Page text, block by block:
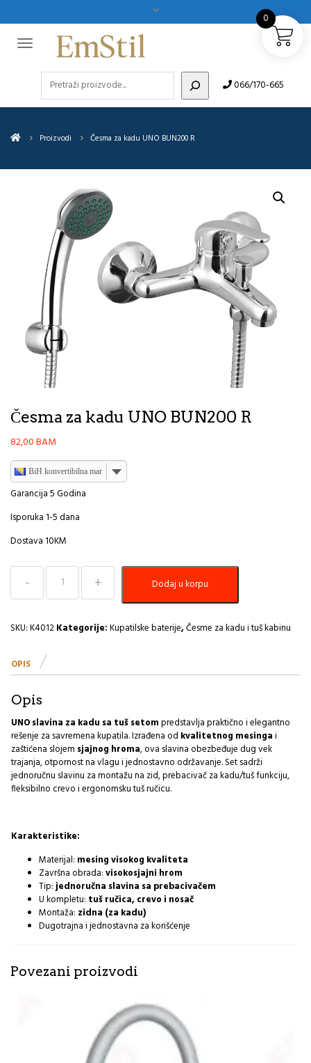
066/170-665
Proizvodi Česma za kadu UNO BUN200 R
Česma za kadu UNO BUN200 R
82,00BAM
BiH konvertibilna marka
Garancija 5 Godina
Isporuka 1-5 dana
Dostava 10KM
Česma
kadu
BUN200
količina
Dodaj u korpu
SKU:K4012Kategorije:Kupatilske baterije,Česme za kadu i tuš kabinu
OPIS
Opis
UNO slavina za kadu sa tuš setompredstavlja praktično i elegantno
rešenje za savremena kupatila. Izrađena od kvalitetnog mesingai
zaštićena slojem sjajnog hroma, ova slavina obezbeđuje dug vek
trajanja, otpornost na vlagu i jednostavno održavanje. Set sadrži
jednoručnu slavinu za montažu na zid, prebacivač za kadu/tuš funkciju,
fleksibilno crevo i ergonomsku tuš ručicu.
Karakteristike:
Materijal: mesing visokog kvaliteta
Završna obrada:visokosjajni hrom
Tip:jednoručna slavina sa prebacivačem
U kompletu: tuš ručica, crevo i nosač
Montaža: zidna (za kadu)
Dugotrajna i jednostavna za korišćenje
Povezani proizvodi
0